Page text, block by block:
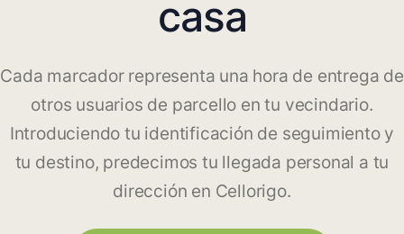
casa
Cada marcador representa una hora de entrega de
otros usuarios de parcello en tu vecindario.
Introduciendo tu identificación de seguimiento y
tu destino, predecimos tu llegada personal a tu
dirección en Cellorigo.